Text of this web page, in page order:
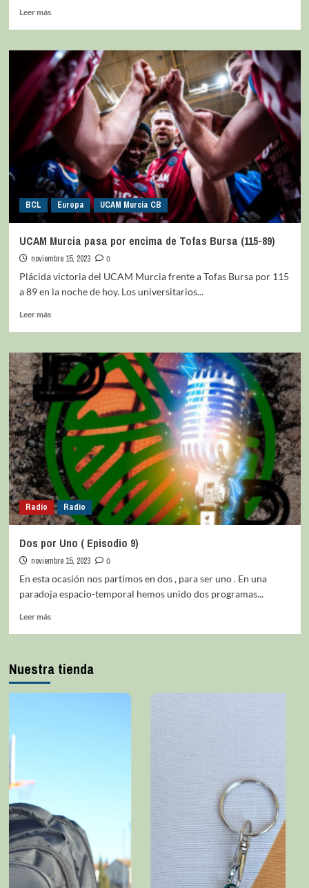
Leer más
BCL Europa UCAM Murcia CB
UCAM Murcia pasa por encima de Tofas Bursa (115-89)
noviembre 15, 2023
0
Plácida victoria del UCAM Murcia frente a Tofas Bursa por 115
a 89 en la noche de hoy. Los universitarios...
Leer más
Radio Radio
Dos por Uno ( Episodio 9)
noviembre 15, 2023
0
En esta ocasión nos partimos en dos , para ser uno . En una
paradoja espacio-temporal hemos unido dos programas...
Leer más
Nuestra tienda